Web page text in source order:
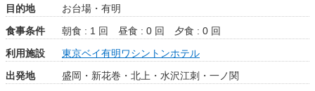
目的地
お台場・有明
食事条件
朝食 : 1 回 昼食 : 0 回
夕食 : 0 回
利用施設
東京ベイ有明ワシントンホテル
出発地
盛岡・新花巻・北上・水沢江刺・一ノ関